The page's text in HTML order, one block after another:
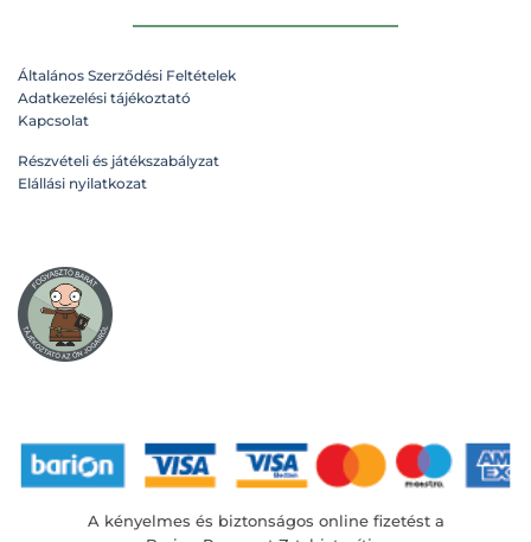
Általános Szerződési Feltételek
Adatkezelési tájékoztató
Kapcsolat
Részvételi és játékszabályzat
Elállási nyilatkozat
A kényelmes és biztonságos online fizetést a